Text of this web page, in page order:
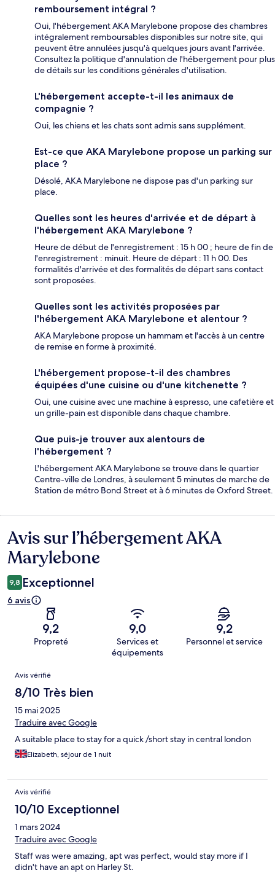
remboursement intégral ?
Oui, l'hébergement AKA Marylebone propose des chambres
intégralement remboursables disponibles sur notre site, qui
peuvent être annulées jusqu'à quelques jours avant l'arrivée.
Consultez la politique d'annulation de l'hébergement pour plus
de détails sur les conditions générales d'utilisation.
L'hébergement accepte-t-il les animaux de
compagnie ?
Oui, les chiens et les chats sont admis sans supplément.
Est-ce que AKA Marylebone propose un parking sur
place ?
Désolé, AKA Marylebone ne dispose pas d'un parking sur
place.
Quelles sont les heures d'arrivée et de départ à
l'hébergement AKA Marylebone ?
Heure de début de l'enregistrement : 15 h 00 ; heure de fin de
l'enregistrement : minuit. Heure de départ : 11 h 00. Des
formalités d'arrivée et des formalités de départ sans contact
sont proposées.
Quelles sont les activités proposées par
l'hébergement AKA Marylebone et alentour ?
AKA Marylebone propose un hammam et l'accès à un centre
de remise en forme à proximité.
L'hébergement propose-t-il des chambres
équipées d'une cuisine ou d'une kitchenette ?
Oui, une cuisine avec une machine à espresso, une cafetière et
un grille-pain est disponible dans chaque chambre.
Que puis-je trouver aux alentours de
l'hébergement ?
L'hébergement AKA Marylebone se trouve dans le quartier
Centre-ville de Londres, à seulement 5 minutes de marche de
Station de métro Bond Street et à 6 minutes de Oxford Street.
Avis
Avis sur l’hébergement AKA
Marylebone
9,8 Exceptionnel
6 avis
9,2
Propreté
9,0
Services et
équipements
9,2
Personnel et service
Avis
Avis vérifié
8/10 Très bien
15 mai 2025
Traduire avec Google
A suitable place to stay for a quick /short stay in central london
Elizabeth, séjour de 1 nuit
Avis vérifié
10/10 Exceptionnel
1 mars 2024
Traduire avec Google
Staff was were amazing, apt was perfect, would stay more if I
didn't have an apt on Harley St.